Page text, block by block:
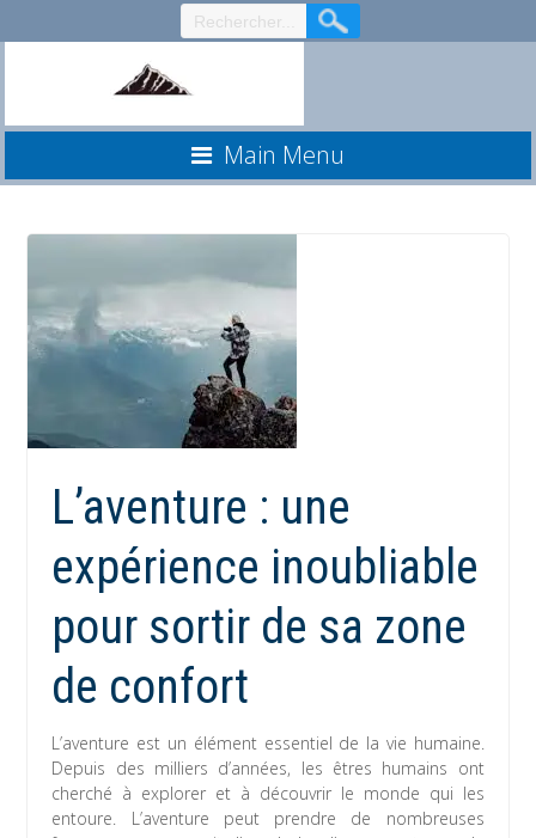
au
Main Menu
L’aventure : une
expérience inoubliable
pour sortir de sa zone
de confort
L’aventure est un élément essentiel de la vie humaine.
Depuis des milliers d’années, les êtres humains ont
cherché à explorer et à découvrir le monde qui les
entoure. L’aventure peut prendre de nombreuses